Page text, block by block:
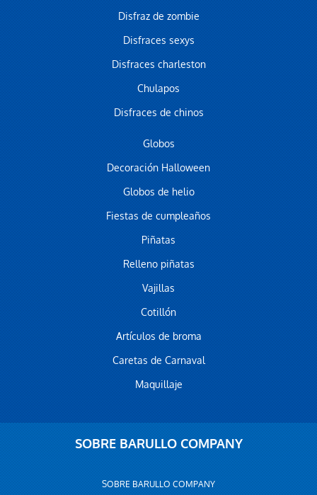
Disfraz de zombie
Disfraces sexys
Disfraces charleston
Chulapos
Disfraces de chinos
Globos
Decoración Halloween
Globos de helio
Fiestas de cumpleaños
Piñatas
Relleno piñatas
Vajillas
Cotillón
Artículos de broma
Caretas de Carnaval
Maquillaje
SOBRE BARULLO COMPANY
SOBRE BARULLO COMPANY